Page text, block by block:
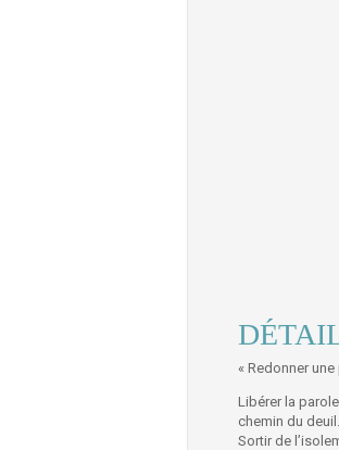
« Redonner
Libérer la
chemin du deuil.
Sortir de